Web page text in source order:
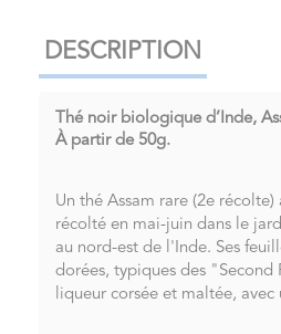
DESCRIPTION
Thé noir biologique d’Inde,
À partir de 50g.
Un thé Assam rare (2e
récolté en mai-juin dans le
au nord-est de l'Inde. Ses
dorées, typiques des "Second
liqueur corsée et maltée, avec